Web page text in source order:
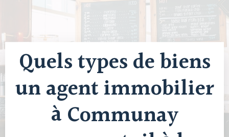
Quels types de biens
un agent immobilier
à Communay